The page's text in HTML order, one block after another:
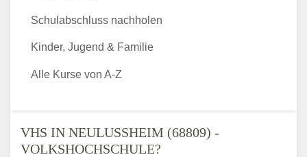
VHS IN NEULUSSHEIM (68809) - V
OLKSHOCHSCHULE?
Schulabschluss nachholen
Kinder, Jugend & Familie
Alle Kurse von A-Z